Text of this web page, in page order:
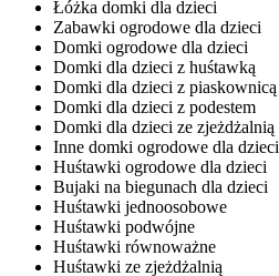
Łóżka domki dla dzieci
Zabawki ogrodowe dla dzieci
Domki ogrodowe dla dzieci
Domki dla dzieci z huśtawką
Domki dla dzieci z piaskownicą
Domki dla dzieci z podestem
Domki dla dzieci ze zjeżdżalnią
Inne domki ogrodowe dla dzieci
Huśtawki ogrodowe dla dzieci
Bujaki na biegunach dla dzieci
Huśtawki jednoosobowe
Huśtawki podwójne
Huśtawki równoważne
Huśtawki ze zjeżdżalnią